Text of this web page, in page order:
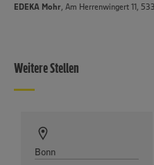
EDEKA Mohr, Am Herrenwingert 11,
Weitere Stellen
Bonn